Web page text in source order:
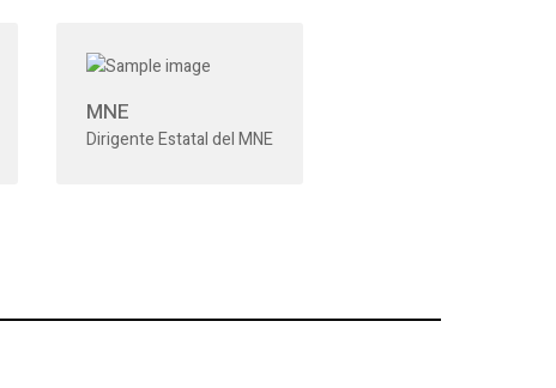
MNE
Dirigente Estatal del MNE